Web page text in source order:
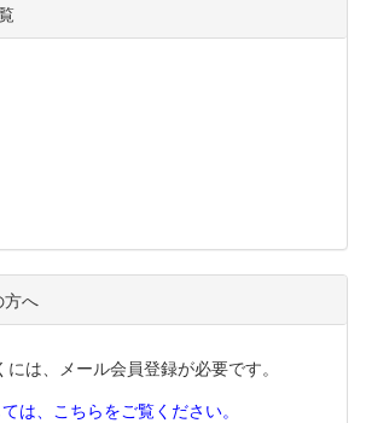
方へ
は、メール会員登録が必要です。
は、こちらをご覧ください。